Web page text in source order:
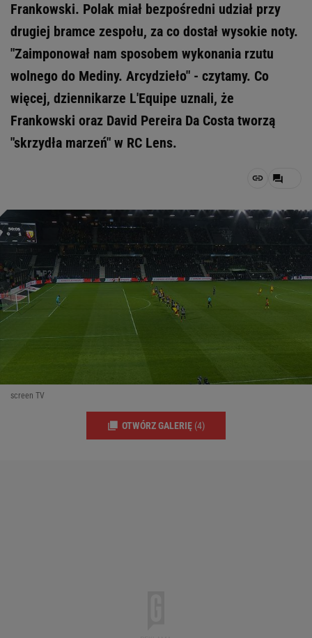
Frankowski. Polak miał bezpośredni udział przy
drugiej bramce zespołu, za co dostał wysokie noty.
"Zaimponował nam sposobem wykonania rzutu
wolnego do Mediny. Arcydzieło" - czytamy. Co
więcej, dziennikarze L'Equipe uznali, że
Frankowski oraz David Pereira Da Costa tworzą
"skrzydła marzeń" w RC Lens.
screen TV
OTWÓRZ GALERIĘ (4)